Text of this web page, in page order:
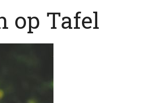
op Tafel